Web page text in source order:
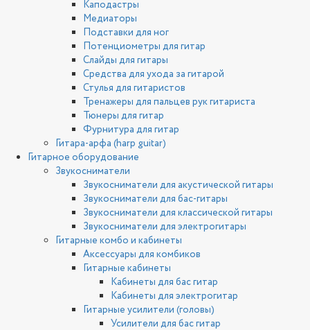
Каподастры
Медиаторы
Подставки для ног
Потенциометры для гитар
Слайды для гитары
Средства для ухода за гитарой
Стулья для гитаристов
Тренажеры для пальцев рук гитариста
Тюнеры для гитар
Фурнитура для гитар
Гитара-арфа (harp guitar)
Гитарное оборудование
Звукосниматели
Звукосниматели для акустической гитары
Звукосниматели для бас-гитары
Звукосниматели для классической гитары
Звукосниматели для электрогитары
Гитарные комбо и кабинеты
Аксессуары для комбиков
Гитарные кабинеты
Кабинеты для бас гитар
Кабинеты для электрогитар
Гитарные усилители (головы)
Усилители для бас гитар